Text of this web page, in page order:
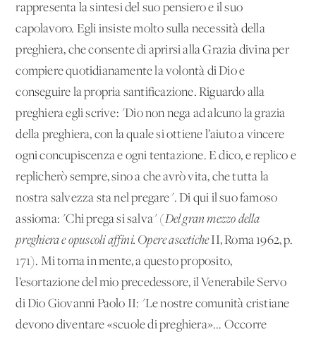
rappresenta la sintesi del suo pensiero e il suo
capolavoro. Egli insiste molto sulla necessità della
preghiera, che consente di aprirsi alla Grazia divina per
compiere quotidianamente la volontà di Dio e
conseguire la propria santificazione. Riguardo alla
preghiera egli scrive: "Dio non nega ad alcuno la grazia
della preghiera, con la quale si ottiene l’aiuto a vincere
ogni concupiscenza e ogni tentazione. E dico, e replico e
replicherò sempre, sino a che avrò vita, che tutta la
nostra salvezza sta nel pregare". Di qui il suo famoso
assioma: "Chi prega si salva" (Del gran mezzo della
preghiera e opuscoli affini. Opere asceticheII, Roma 1962, p.
171). Mi torna in mente, a questo proposito,
l’esortazione del mio precedessore, il Venerabile Servo
di Dio Giovanni Paolo II: "Le nostre comunità cristiane
devono diventare «scuole di preghiera»... Occorre